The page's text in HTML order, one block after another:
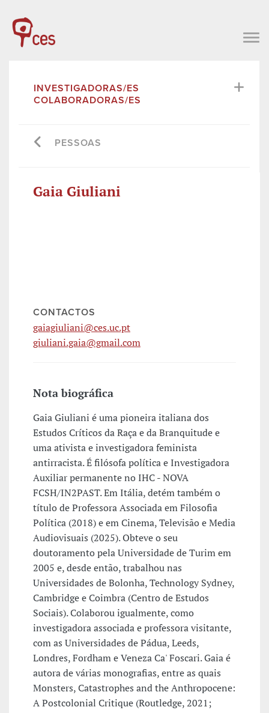
INVESTIGADORAS/ES
COLABORADORAS/ES
PESSOAS
Gaia Giuliani
CONTACTOS
gaiagiuliani@ces.uc.pt
giuliani.gaia@gmail.com
Nota biográfica
Gaia Giuliani é uma pioneira italiana dos
Estudos Críticos da Raça e da Branquitude e
uma ativista e investigadora feminista
antirracista. É filósofa política e Investigadora
Auxiliar permanente no IHC - NOVA
FCSH/IN2PAST. Em Itália, detém também o
título de Professora Associada em Filosofia
Política (2018) e em Cinema, Televisão e Media
Audiovisuais (2025). Obteve o seu
doutoramento pela Universidade de Turim em
2005 e, desde então, trabalhou nas
Universidades de Bolonha, Technology Sydney,
Cambridge e Coimbra (Centro de Estudos
Sociais). Colaborou igualmente, como
investigadora associada e professora visitante,
com as Universidades de Pádua, Leeds,
Londres, Fordham e Veneza Ca' Foscari. Gaia é
autora de várias monografias, entre as quais
Monsters, Catastrophes and the Anthropocene:
A Postcolonial Critique (Routledge, 2021;